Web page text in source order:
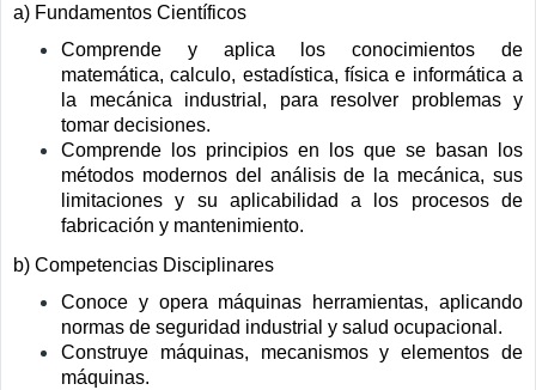
a) Fundamentos Científicos
Comprende y aplica los conocimientos de
matemática, calculo, estadística, física e informática a
la mecánica industrial, para resolver problemas y
tomar decisiones.
Comprende los principios en los que se basan los
métodos modernos del análisis de la mecánica, sus
limitaciones y su aplicabilidad a los procesos de
fabricación y mantenimiento.
b) Competencias Disciplinares
Conoce y opera máquinas herramientas, aplicando
normas de seguridad industrial y salud ocupacional.
Construye máquinas, mecanismos y elementos de
máquinas.